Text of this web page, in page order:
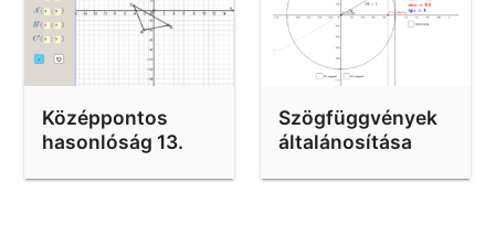
Középpontos
hasonlóság 13.
Szögfüggvények
általánosítása